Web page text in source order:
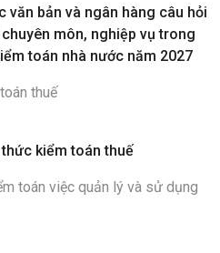
văn bản và ngân hàng câu hỏi
môn, nghiệp vụ trong
toán nhà nước năm 2027
kiểm toán thuế